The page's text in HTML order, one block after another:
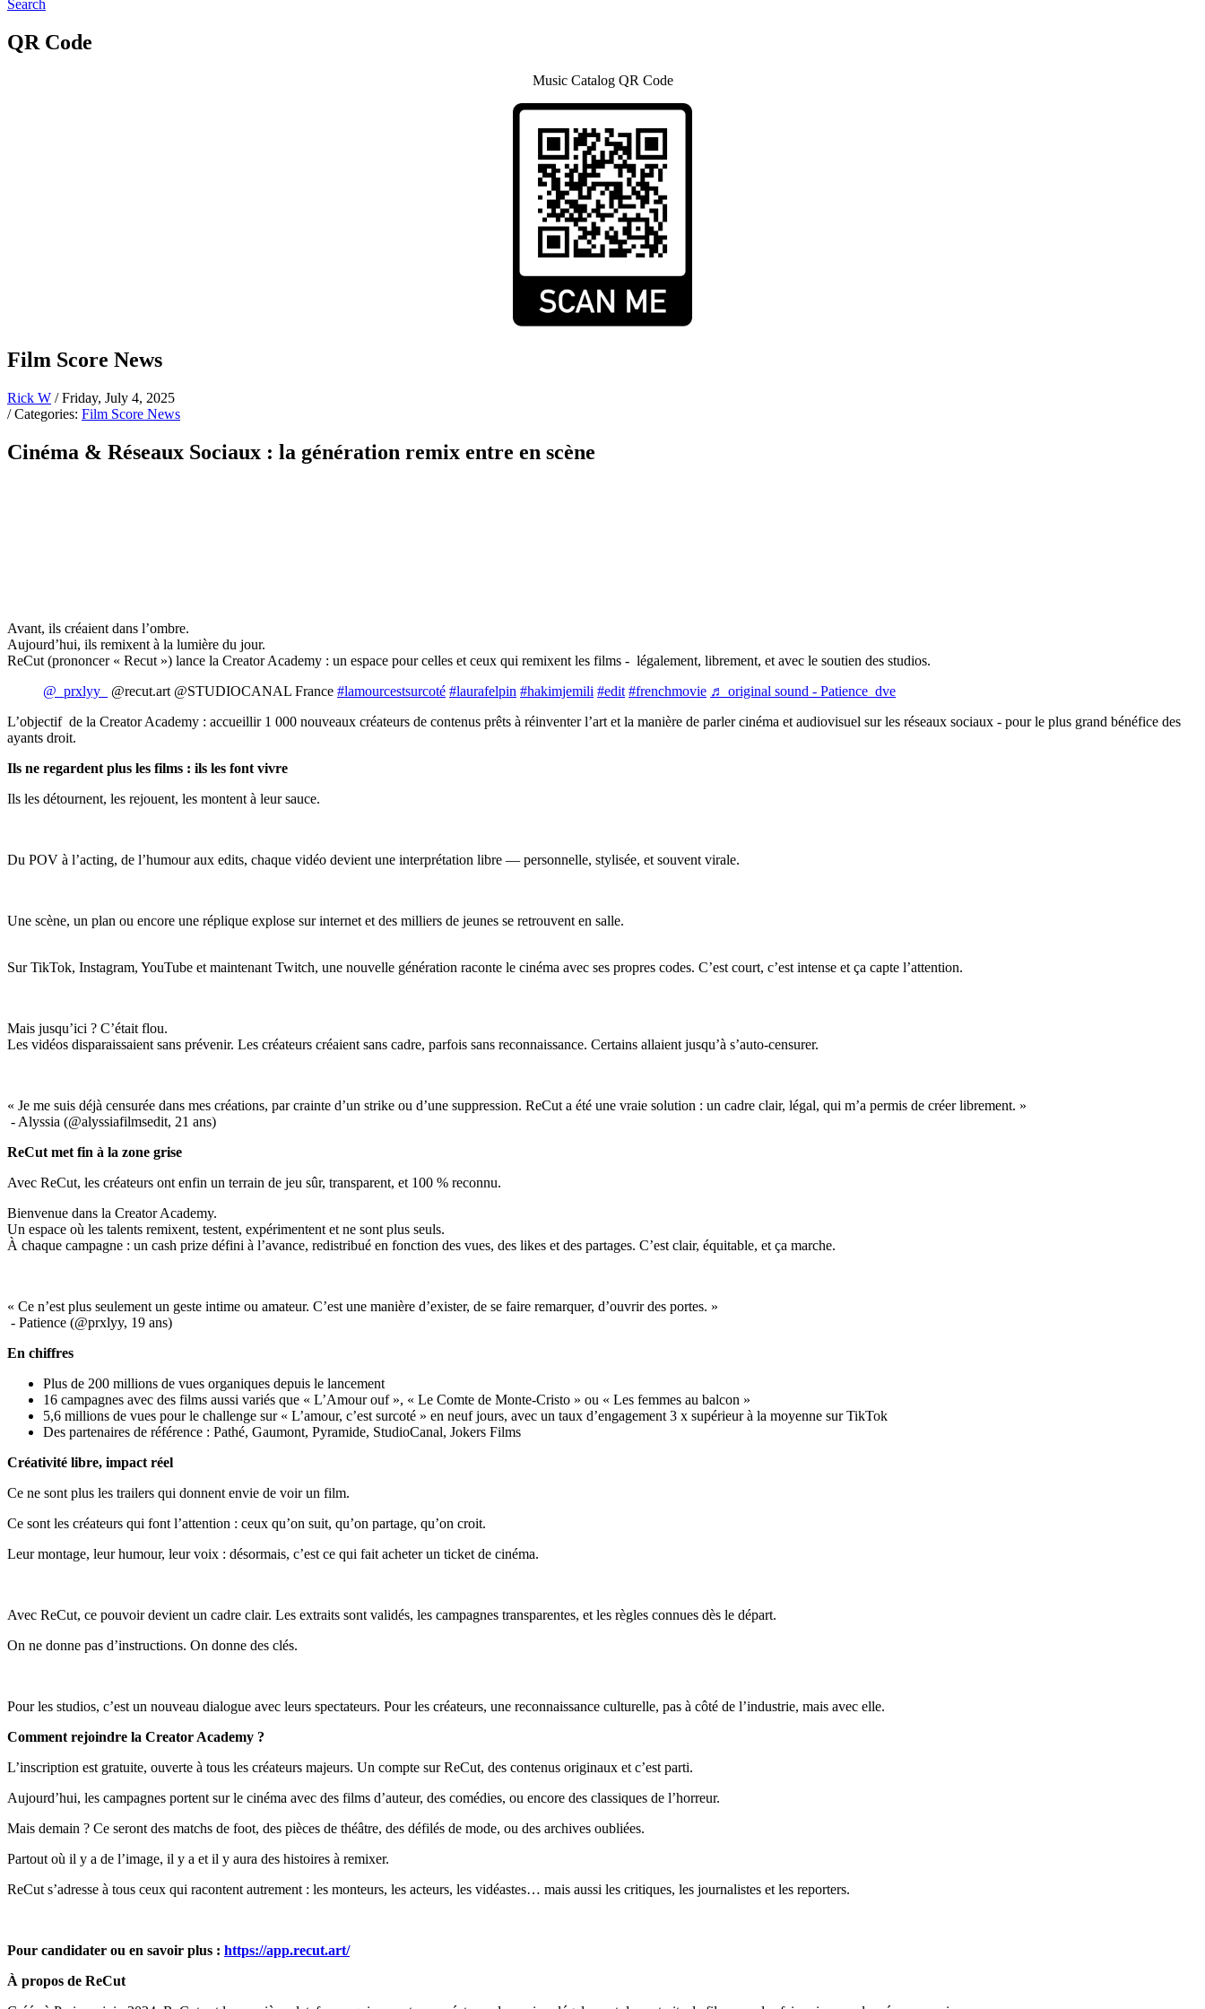
Search
QR Code
Music Catalog QR Code
Film Score News
Rick W / Friday, July 4, 2025
/ Categories: Film Score News
Cinéma & Réseaux Sociaux : la génération remix entre en scène
Avant, ils créaient dans l’ombre.
Aujourd’hui, ils remixent à la lumière du jour.
ReCut (prononcer « Recut ») lance la Creator Academy : un espace pour celles et ceux qui remixent les films - légalement, librement, et avec le soutien des studios.
@_prxlyy_
@recut.art @STUDIOCANAL France #lamourcestsurcoté #laurafelpin #hakimjemili #edit #frenchmovie ♬ original sound - Patience_dve
L’objectif de la Creator Academy : accueillir 1 000 nouveaux créateurs de contenus prêts à réinventer l’art et la manière de parler cinéma et audiovisuel sur les réseaux sociaux - pour le plus grand bénéfice des
ayants droit.
Ils ne regardent plus les films : ils les font vivre
Ils les détournent, les rejouent, les montent à leur sauce.
Du POV à l’acting, de l’humour aux edits, chaque vidéo devient une interprétation libre — personnelle, stylisée, et souvent virale.
Une scène, un plan ou encore une réplique explose sur internet et des milliers de jeunes se retrouvent en salle.
Sur TikTok, Instagram, YouTube et maintenant Twitch, une nouvelle génération raconte le cinéma avec ses propres codes. C’est court, c’est intense et ça capte l’attention.
Mais jusqu’ici ? C’était flou.
Les vidéos disparaissaient sans prévenir. Les créateurs créaient sans cadre, parfois sans reconnaissance. Certains allaient jusqu’à s’auto-censurer.
« Je me suis déjà censurée dans mes créations, par crainte d’un strike ou d’une suppression. ReCut a été une vraie solution : un cadre clair, légal, qui m’a permis de créer librement. »
- Alyssia (@alyssiafilmsedit, 21 ans)
ReCut met fin à la zone grise
Avec ReCut, les créateurs ont enfin un terrain de jeu sûr, transparent, et 100 % reconnu.
Bienvenue dans la Creator Academy.
Un espace où les talents remixent, testent, expérimentent et ne sont plus seuls.
À chaque campagne : un cash prize défini à l’avance, redistribué en fonction des vues, des likes et des partages. C’est clair, équitable, et ça marche.
« Ce n’est plus seulement un geste intime ou amateur. C’est une manière d’exister, de se faire remarquer, d’ouvrir des portes. »
- Patience (@prxlyy, 19 ans)
En chiffres
Plus de 200 millions de vues organiques depuis le lancement
16 campagnes avec des films aussi variés que « L’Amour ouf », « Le Comte de Monte-Cristo » ou « Les femmes au balcon »
5,6 millions de vues pour le challenge sur « L’amour, c’est surcoté » en neuf jours, avec un taux d’engagement 3 x supérieur à la moyenne sur TikTok
Des partenaires de référence : Pathé, Gaumont, Pyramide, StudioCanal, Jokers Films
Créativité libre, impact réel
Ce ne sont plus les trailers qui donnent envie de voir un film.
Ce sont les créateurs qui font l’attention : ceux qu’on suit, qu’on partage, qu’on croit.
Leur montage, leur humour, leur voix : désormais, c’est ce qui fait acheter un ticket de cinéma.
Avec ReCut, ce pouvoir devient un cadre clair. Les extraits sont validés, les campagnes transparentes, et les règles connues dès le départ.
On ne donne pas d’instructions. On donne des clés.
Pour les studios, c’est un nouveau dialogue avec leurs spectateurs. Pour les créateurs, une reconnaissance culturelle, pas à côté de l’industrie, mais avec elle.
Comment rejoindre la Creator Academy ?
L’inscription est gratuite, ouverte à tous les créateurs majeurs. Un compte sur ReCut, des contenus originaux et c’est parti.
Aujourd’hui, les campagnes portent sur le cinéma avec des films d’auteur, des comédies, ou encore des classiques de l’horreur.
Mais demain ? Ce seront des matchs de foot, des pièces de théâtre, des défilés de mode, ou des archives oubliées.
Partout où il y a de l’image, il y a et il y aura des histoires à remixer.
ReCut s’adresse à tous ceux qui racontent autrement : les monteurs, les acteurs, les vidéastes… mais aussi les critiques, les journalistes et les reporters.
Pour candidater ou en savoir plus : https://app.recut.art/
À propos de ReCut